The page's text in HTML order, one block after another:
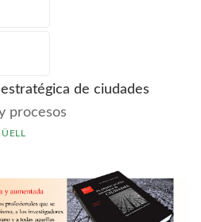
de ciudades
procesos